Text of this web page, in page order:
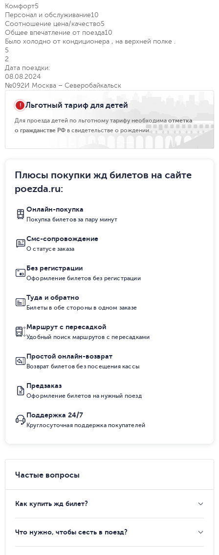
Комфорт5
Персонал и обслуживание10
Соотношение цена/качество5
Общее впечатление от поезда10
Было холодно от кондиционера , на верхней полке .
5
2
Дата поездки:
08.08.2024
№092И Москва – Северобайкальск
Льготный тариф для детей
Для проезда детей по льготному тарифу необходима отметка
о гражданстве РФ в свидетельстве о рождении.
Плюсы покупки жд билетов на сайте
poezda.ru:
Онлайн-покупка
Покупка билетов за пару минут
Смс-сопровождение
О статусе заказа
Без регистрации
Оформление билетов без регистрации
Туда и обратно
Билеты в обе стороны в одном заказе
Маршрут с пересадкой
Удобный поиск маршрутов с пересадками
Простой онлайн-возврат
Возврат билетов без посещения кассы
Предзаказ
Оформление билетов на нужный поезд
Поддержка 24/7
Круглосуточная поддержка покупателей
Частые вопросы
Как купить жд билет?
Что нужно, чтобы сесть в поезд?